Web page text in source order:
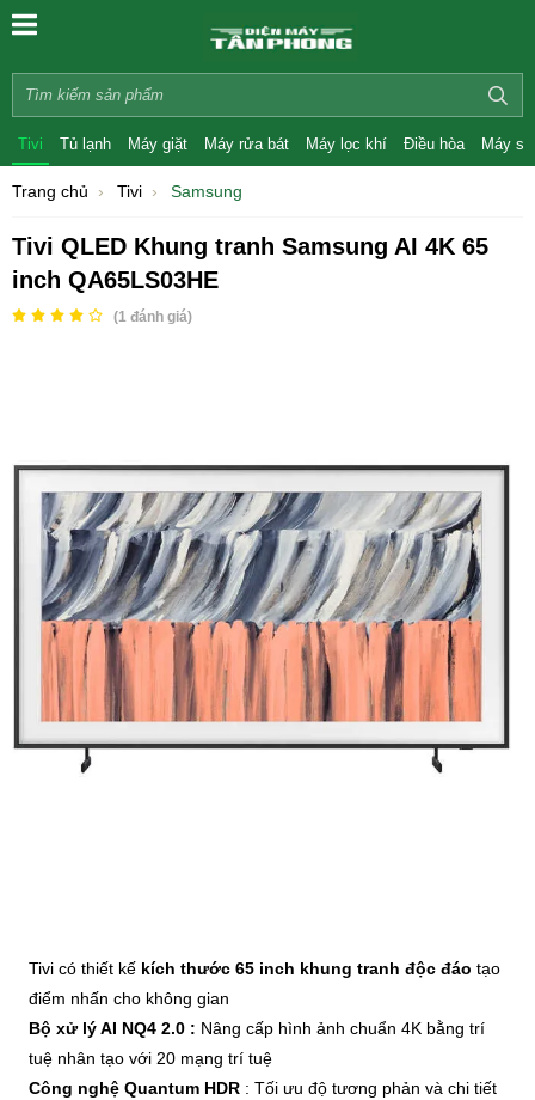
Tivi Tủ lạnh Máy giặt Máy rửa bát Máy lọc khí Điều hòa Máy
Trang chủ Tivi Samsung
Tivi QLED Khung tranh Samsung AI 4K 65
inch QA65LS03HE
(1 đánh giá)
Tivi có thiết kế kích thước 65 inch khung tranh độc đáo tạo
điểm nhấn cho không gian
Bộ xử lý AI NQ4 2.0 : Nâng cấp hình ảnh chuẩn 4K bằng trí
tuệ nhân tạo với 20 mạng trí tuệ
Công nghệ Quantum HDR : Tối ưu độ tương phản và chi tiết